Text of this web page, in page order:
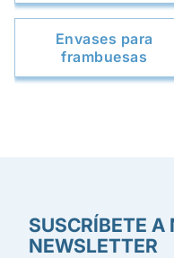
Envases para
frambuesas
SUSCRÍBETE A
NEWSLETTER